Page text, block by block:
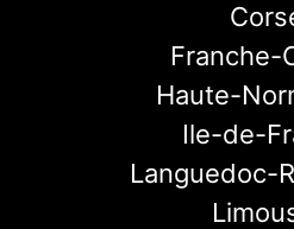
Franche-
Haute-
Ile-de-
Languedoc-